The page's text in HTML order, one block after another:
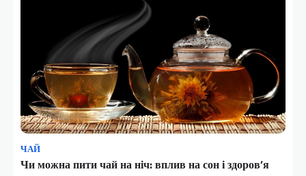
ЧАЙ
Чи можна пити чай на ніч: вплив на сон і здоров’я